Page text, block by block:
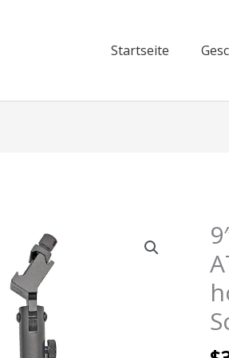
Startseite